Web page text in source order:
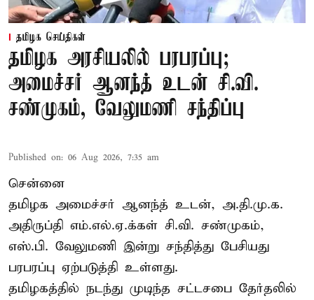
தமிழக செய்திகள்
தமிழக அரசியலில் பரபரப்பு;
அமைச்சர் ஆனந்த் உடன் சி.வி.
சண்முகம், வேலுமணி சந்திப்பு
Published on: 06 Aug 2026, 7:35 am
சென்னை
தமிழக அமைச்சர் ஆனந்த் உடன், அ.தி.மு.க.
அதிருப்தி எம்.எல்.ஏ.க்கள் சி.வி. சண்முகம்,
எஸ்.பி. வேலுமணி இன்று சந்தித்து பேசியது
பரபரப்பு ஏற்படுத்தி உள்ளது.
தமிழகத்தில் நடந்து முடிந்த சட்டசபை தேர்தலில்